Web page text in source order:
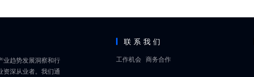
业趋势发展洞察和行
资深从业者。我们通
联系我们
工作机会 商务合作